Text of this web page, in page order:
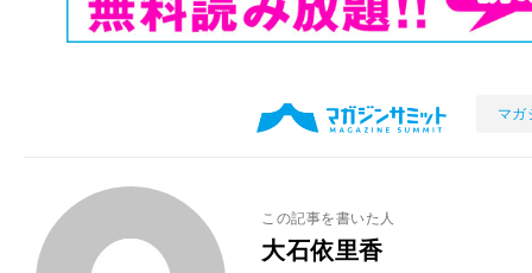
マガ
この記事を書いた人
大石依里香